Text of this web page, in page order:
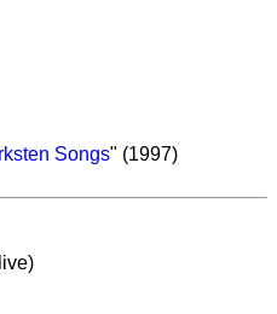
Songs" (1997)